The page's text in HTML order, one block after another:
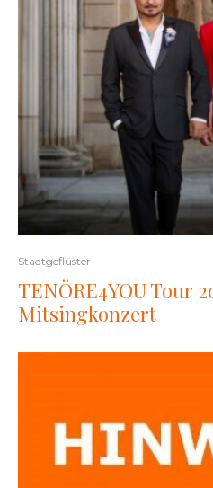
Stadtgeflüster
TENÖRE4YOU Tour
Mitsingkonzert